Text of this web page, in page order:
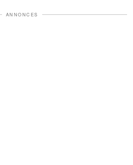
ANNONCES